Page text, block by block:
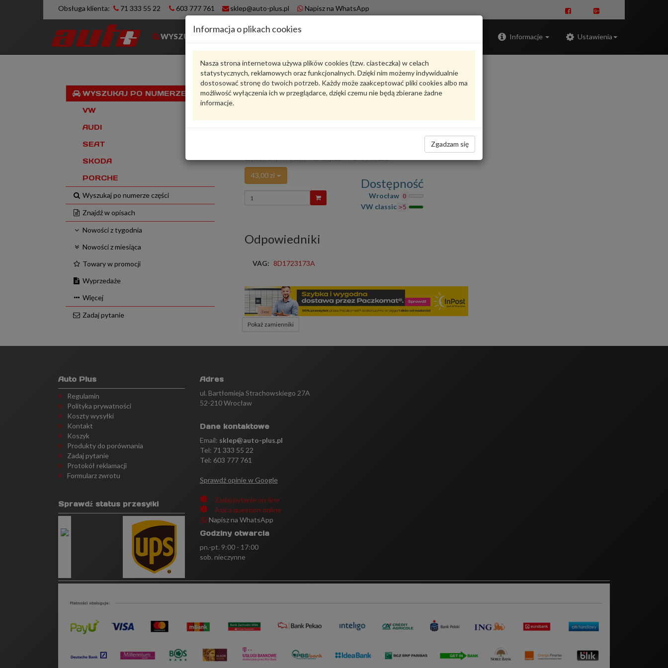
Obsługa klienta: 71 333 55 22 603 777 761 sklep@auto-plus.pl Napisz na WhatsApp
WYSZUKIWARKA Informacje Ustawienia
Informacja o plikach cookies
Nasza strona internetowa używa plików cookies (tzw. ciasteczka) w celach
statystycznych, reklamowych oraz funkcjonalnych. Dzięki nim możemy indywidualnie
dostosować stronę do twoich potrzeb. Każdy może zaakceptować pliki cookies albo ma
możliwość wyłączenia ich w przeglądarce, dzięki czemu nie będą zbierane żadne
informacje.
Zgadzam się
WYSZUKAJ PO NUMERZE VIN
VW
AUDI
SEAT
SKODA
PORCHE
Wyszukaj po numerze części
Znajdź w opisach
Nowości z tygodnia
Nowości z miesiąca
Towary w promocji
Wyprzedaże
Więcej
Zadaj pytanie
Karta produktu
oceń produkt
Zadaj pytanie o produkt
Cap for VW Passat B5 8D1723173A VW CLASSIC
43,00 zł
Wprowadź
ilość
Dostępność
Wrocław 0
VW classic >5
Odpowiedniki
VAG: 8D1723173A
Pokaż zamienniki
Auto Plus
Regulamin
Polityka prywatności
Koszty wysyłki
Kontakt
Koszyk
Produkty do porównania
Zadaj pytanie
Protokół reklamacji
Formularz zwrotu
Sprawdź status przesyłki
Adres
ul. Bartłomieja Strachowskiego 27A
52-210 Wrocław
Dane kontaktowe
Email: sklep@auto-plus.pl
Tel: 71 333 55 22
Tel: 603 777 761
Sprawdź opinie w Google
Zadaj pytanie on-line
Ask a question online
Napisz na WhatsApp
Godziny otwarcia
pn.-pt. 9:00 - 17:00
sob. nieczynne